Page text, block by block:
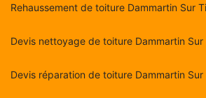
Rehaussement de toiture Dammartin Sur
Devis nettoyage de toiture Dammartin Sur
Devis réparation de toiture Dammartin Sur